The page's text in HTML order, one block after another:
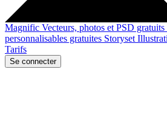
Magnific Vecteurs, photos et PSD gratuits
personnalisables gratuites Storyset
Tarifs
Se connecter